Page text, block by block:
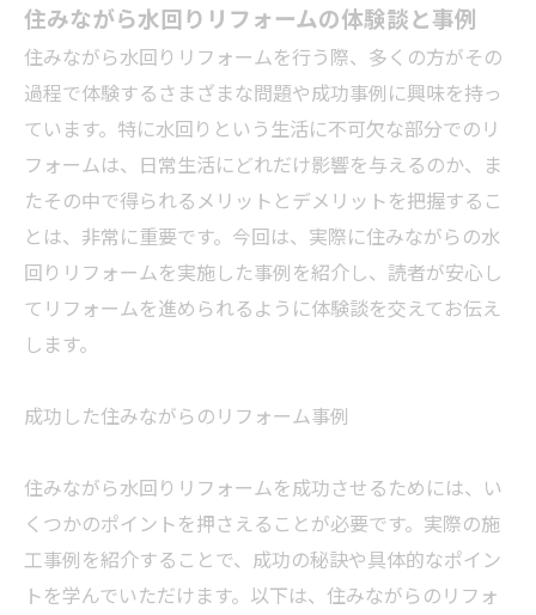
住みながら水回りリフォームの体験談と事例
住みながら水回りリフォームを行う際、多くの方がその
過程で体験するさまざまな問題や成功事例に興味を持っ
ています。特に水回りという生活に不可欠な部分でのリ
フォームは、日常生活にどれだけ影響を与えるのか、ま
たその中で得られるメリットとデメリットを把握するこ
とは、非常に重要です。今回は、実際に住みながらの水
回りリフォームを実施した事例を紹介し、読者が安心し
てリフォームを進められるように体験談を交えてお伝え
します。
成功した住みながらのリフォーム事例
住みながら水回りリフォームを成功させるためには、い
くつかのポイントを押さえることが必要です。実際の施
工事例を紹介することで、成功の秘訣や具体的なポイン
トを学んでいただけます。以下は、住みながらのリフォ